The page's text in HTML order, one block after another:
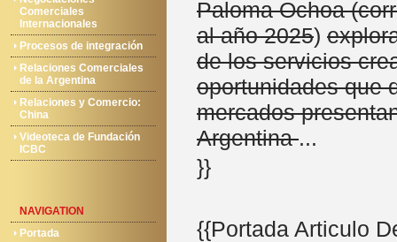
Comerciales
Internacionales
Procesos de integración
Relaciones Comerciales
de la Argentina
Relaciones y Comercio:
China
Videoteca de Fundación
ICBC
NAVIGATION
Portada
Paloma Ochoa
al año 2025)
de los servicios
oportunidades que
mercados
Argentina...
}}
{{Portada Articulo